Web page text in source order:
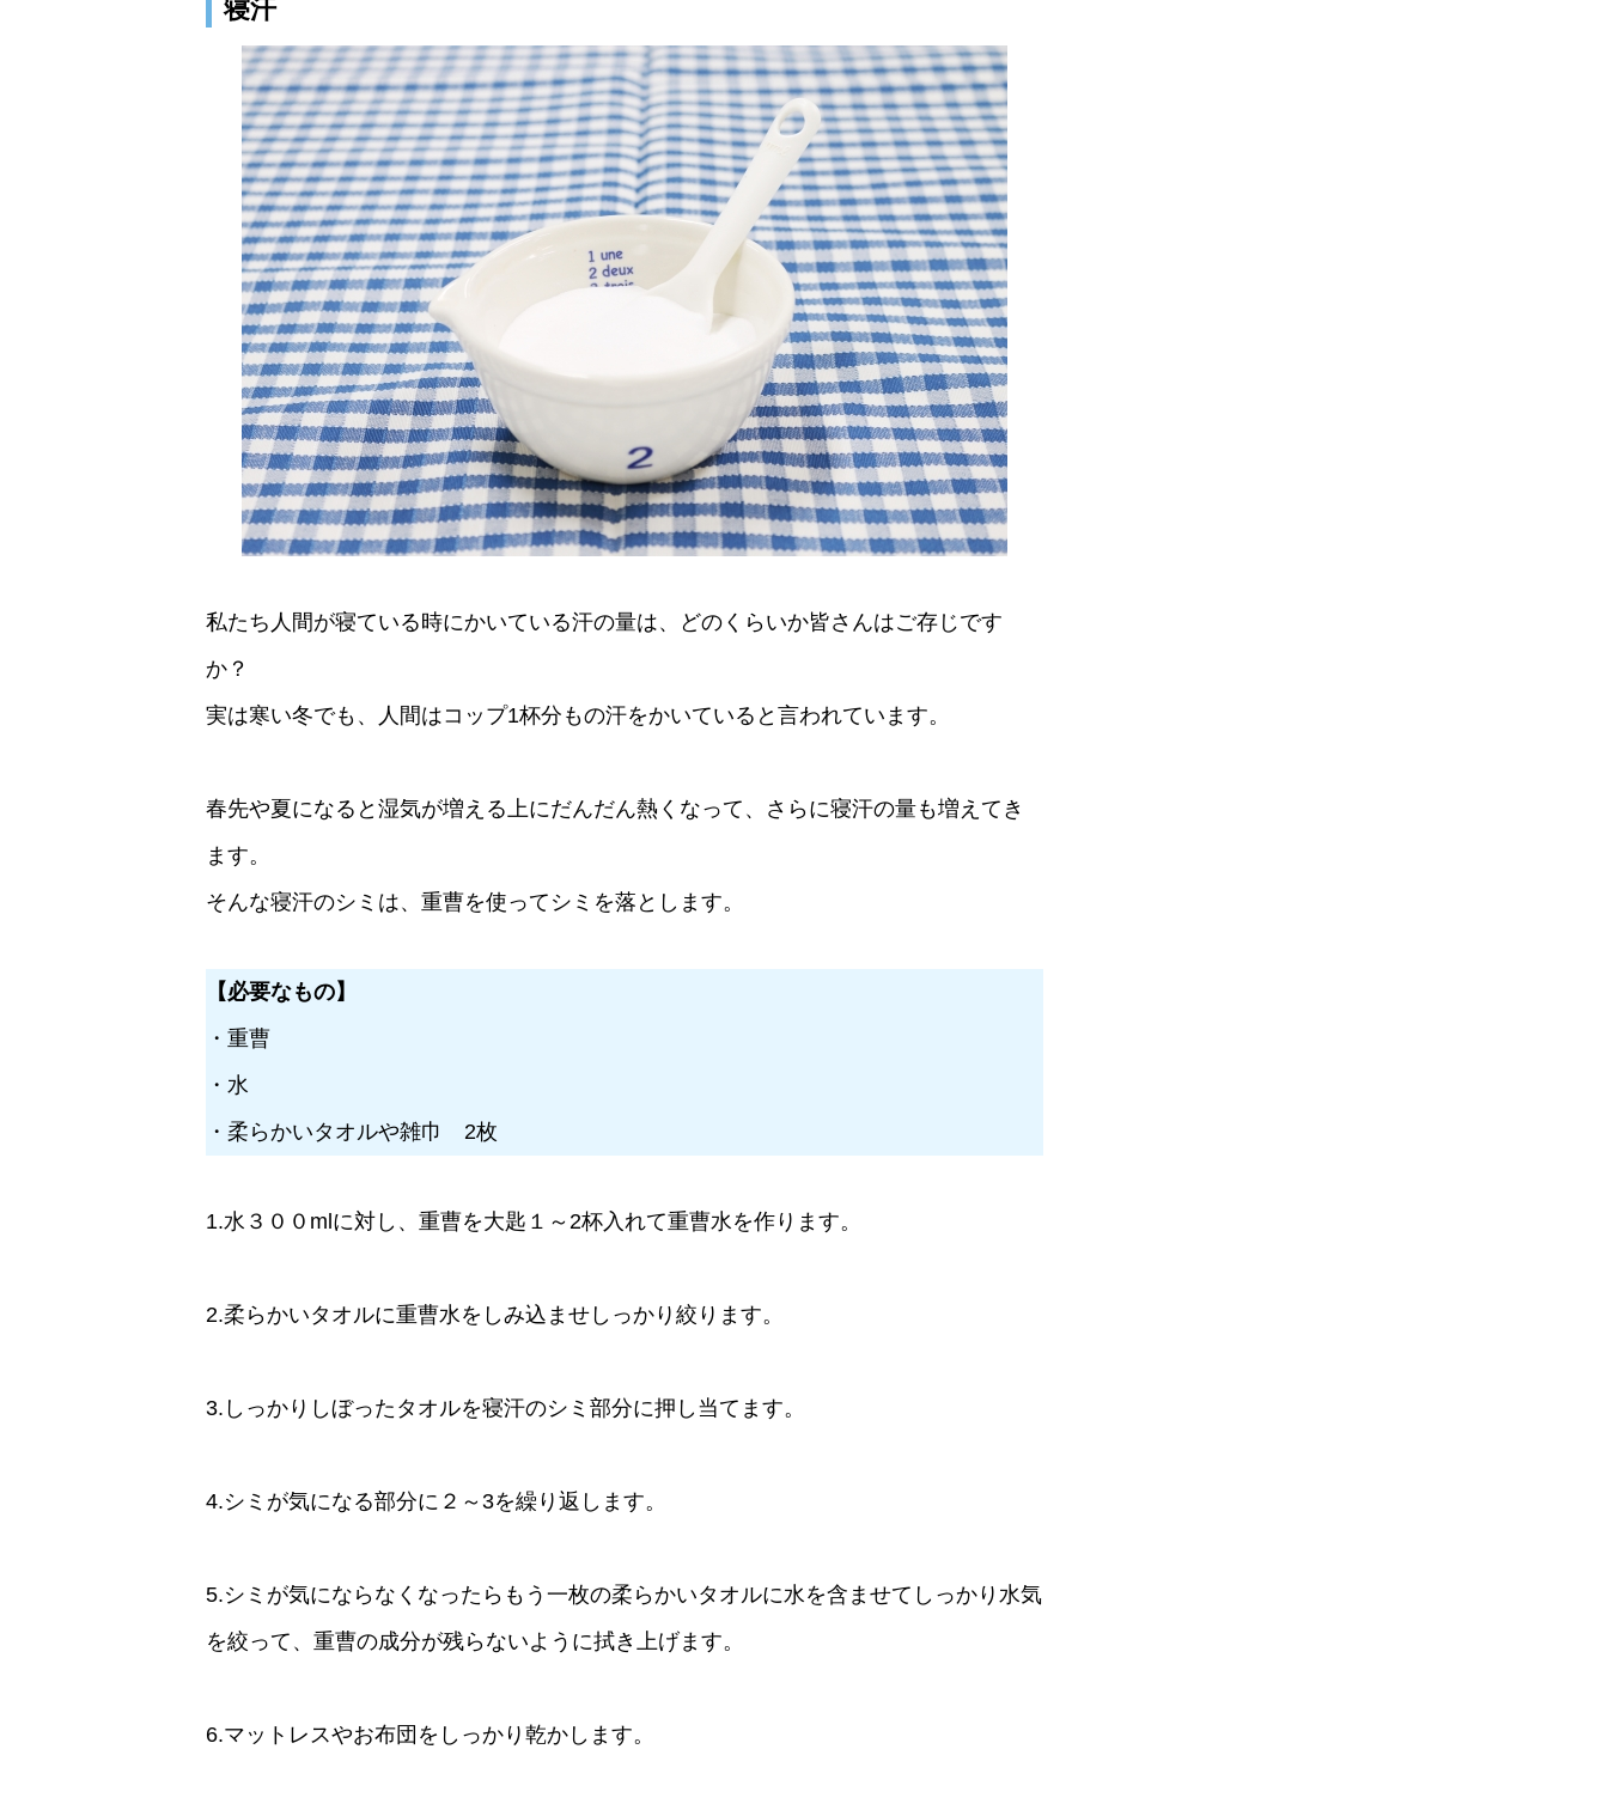
寝汗
私たち人間が寝ている時にかいている汗の量は、どのくらいか皆さんはご存じです
か？
実は寒い冬でも、人間はコップ1杯分もの汗をかいていると言われています。
春先や夏になると湿気が増える上にだんだん熱くなって、さらに寝汗の量も増えてき
ます。
そんな寝汗のシミは、重曹を使ってシミを落とします。
【必要なもの】
・重曹
・水
・柔らかいタオルや雑巾 2枚
1.水３００mlに対し、重曹を大匙１～2杯入れて重曹水を作ります。
2.柔らかいタオルに重曹水をしみ込ませしっかり絞ります。
3.しっかりしぼったタオルを寝汗のシミ部分に押し当てます。
4.シミが気になる部分に２～3を繰り返します。
5.シミが気にならなくなったらもう一枚の柔らかいタオルに水を含ませてしっかり水気
を絞って、重曹の成分が残らないように拭き上げます。
6.マットレスやお布団をしっかり乾かします。